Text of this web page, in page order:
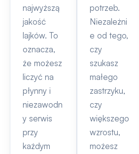
najwyższą
jakość
lajków. To
oznacza,
że możesz
liczyć na
płynny i
niezawodn
y serwis
przy
każdym
potrzeb.
Niezależni
e od tego,
czy
szukasz
małego
zastrzyku,
czy
większego
wzrostu,
możesz